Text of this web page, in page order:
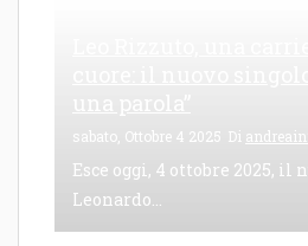
sabato, Ottobre 4 2025 Di
Esce oggi, 4 ottobre 2025, il
Leonardo...